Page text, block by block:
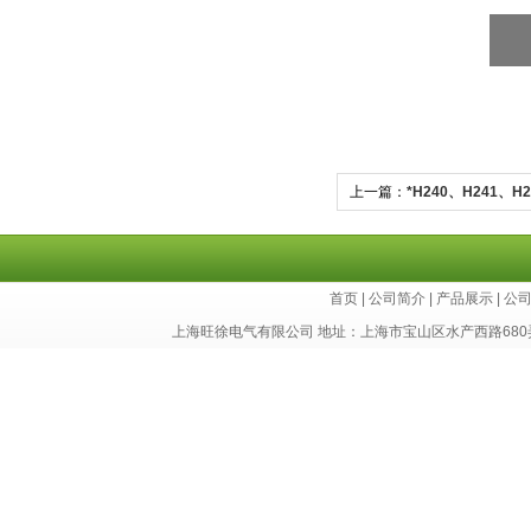
上一篇： *H240、H241、
首页 |公司简介 产品展示 |公
上海旺徐电气有限公司 地址：上海市宝山区水产西路